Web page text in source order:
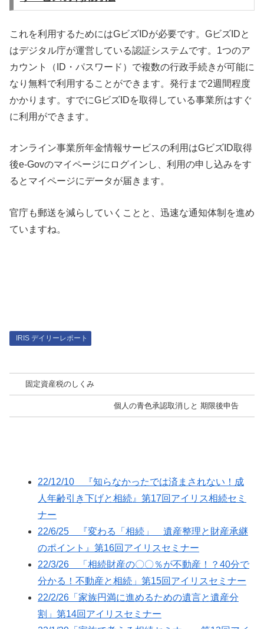
これを利用するためにはGビズIDが必要です。GビズIDと
はデジタル庁が運営している認証システムです。1つのア
カウント（ID・パスワード）で複数の行政手続きが可能に
なり無料で利用することができます。発行まで2週間程度
かかります。すでにGビズIDを取得している事業所はすぐ
に利用ができます。
オンライン事業所年金情報サービスの利用はGビズID取得
後e-Govのマイページにログインし、利用の申し込みをす
るとマイページにデータが届きます。
官庁も郵送を減らしていくことと、迅速な通知体制を進め
ていますね。
IRIS デイリーレポート
固定資産税のしくみ
個人の青色承認取消しと 期限後申告
22/12/10 『知らなかったでは済まされない！成
人年齢引き下げと相続』第17回アイリス相続セミ
ナー
22/6/25 『変わる「相続」 遺産整理と財産承継
のポイント』第16回アイリスセミナー
22/3/26 「相続財産の〇〇％が不動産！？40分で
分かる！不動産と相続」第15回アイリスセミナー
22/2/26「家族円満に進めるための遺言と遺産分
割」第14回アイリスセミナー